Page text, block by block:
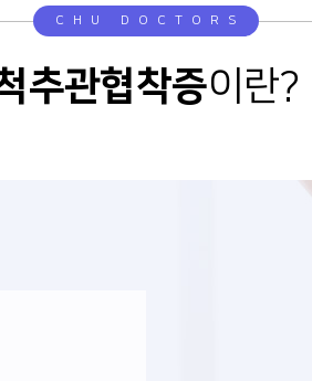
CHU DOCTORS
추관협착증이란?